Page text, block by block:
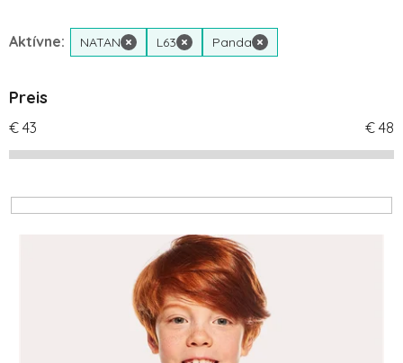
Aktívne: NATAN × L63 × Panda ×
Preis
€ 43 € 48
Liste der Produkte